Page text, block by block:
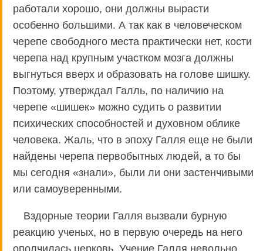
работали хорошо, они должны вырасти
особенно большими. А так как в человеческом
черепе свободного места практически нет, кости
черепа над крупным участком мозга должны
выгнуться вверх и образовать на голове шишку.
Поэтому, утверждал Галль, по наличию на
черепе «шишек» можно судить о развитии
психических способностей и духовном облике
человека. Жаль, что в эпоху Галля еще не были
найдены черепа первобытных людей, а то бы
мы сегодня «знали», были ли они застенчивыми
или самоуверенными.
Вздорные теории Галля вызвали бурную
реакцию ученых, но в первую очередь на него
ополчилась церковь. Учение Галля невольно